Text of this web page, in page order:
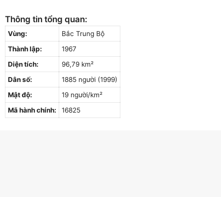
Thông tin tổng quan:
Vùng:
Bắc Trung Bộ
Thành lập:
1967
Diện tích:
96,79 km²
Dân số:
1885 người (1999)
Mật độ:
19 người/km²
Mã hành chính:
16825